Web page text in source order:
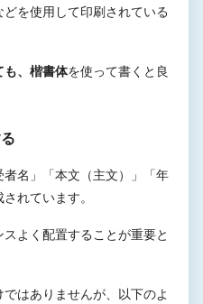
を使用して印刷されている
も、楷書体を使って書くと良
名」「本文（主文）」「年
れています。
よく配置することが重要と
はありませんが、以下のよ